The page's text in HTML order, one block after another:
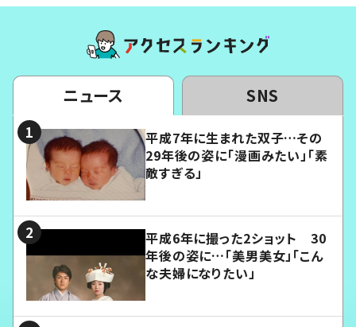
ニュース SNS
平成7年に生まれた双子…その
29年後の姿に「漫画みたい」「素
敵すぎる」
平成6年に撮った2ショット 30
年後の姿に…「美男美女」「こん
な夫婦になりたい」